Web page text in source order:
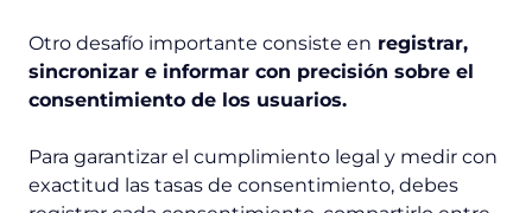
Otro desafío importante consiste en registrar,
sincronizar e informar con precisión sobre el
consentimiento de los usuarios.
Para garantizar el cumplimiento legal y medir con
exactitud las tasas de consentimiento, debes